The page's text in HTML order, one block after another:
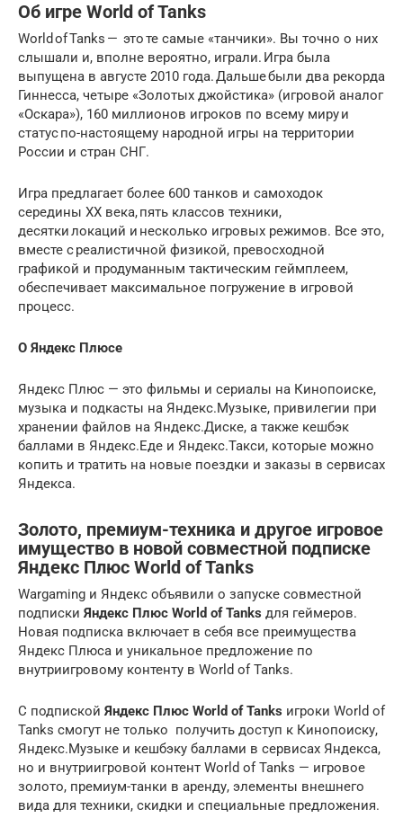
Об игре World of Tanks
World of Tanks — это те самые «танчики». Вы точно о них
слышали и, вполне вероятно, играли. Игра была
выпущена в августе 2010 года. Дальше были два рекорда
Гиннесса, четыре «Золотых джойстика» (игровой аналог
«Оскара»), 160 миллионов игроков по всему миру и
статус по-настоящему народной игры на территории
России и стран СНГ.
Игра предлагает более 600 танков и самоходок
середины ХХ века, пять классов техники,
десятки локаций и несколько игровых режимов. Все это,
вместе с реалистичной физикой, превосходной
графикой и продуманным тактическим геймплеем,
обеспечивает максимальное погружение в игровой
процесс.
О Яндекс Плюсе
Яндекс Плюс — это фильмы и сериалы на Кинопоиске,
музыка и подкасты на Яндекс.Музыке, привилегии при
хранении файлов на Яндекс.Диске, а также кешбэк
баллами в Яндекс.Еде и Яндекс.Такси, которые можно
копить и тратить на новые поездки и заказы в сервисах
Яндекса.
Золото, премиум-техника и другое игровое
имущество в новой совместной подписке
Яндекс Плюс World of Tanks
Wargaming и Яндекс объявили о запуске совместной
подписки Яндекс Плюс World of Tanks для геймеров.
Новая подписка включает в себя все преимущества
Яндекс Плюса и уникальное предложение по
внутриигровому контенту в World of Tanks.
С подпиской Яндекс Плюс World of Tanks игроки World of
Tanks смогут не только получить доступ к Кинопоиску,
Яндекс.Музыке и кешбэку баллами в сервисах Яндекса,
но и внутриигровой контент World of Tanks — игровое
золото, премиум-танки в аренду, элементы внешнего
вида для техники, скидки и специальные предложения.